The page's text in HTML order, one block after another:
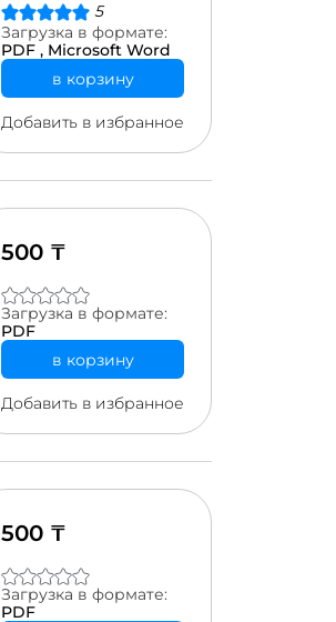
5
Загрузка в формате:
PDF , Microsoft Word
в корзину
Добавить в избранное
500 ₸
Загрузка в формате:
PDF
в корзину
Добавить в избранное
500 ₸
Загрузка в формате:
PDF